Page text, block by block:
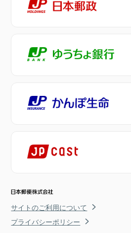
サイトのご利用について
プライバシーポリシー